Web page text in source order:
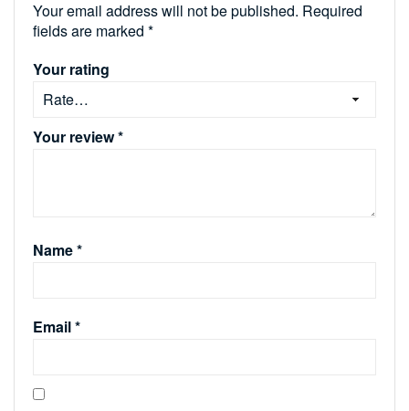
Your email address will not be published. Required
fields are marked *
Your rating
Your review*
Name*
Email*